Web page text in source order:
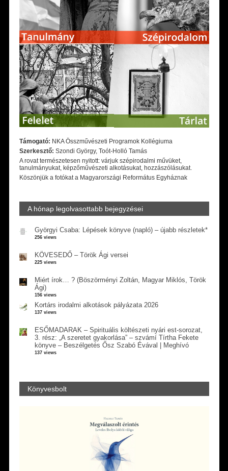
Támogató: NKA Összművészeti Programok Kollégiuma
Szerkesztő: Szondi György, Toót-Holló Tamás
A rovat természetesen nyitott: várjuk szépirodalmi művüket,
tanulmányukat, képzőművészeti alkotásukat, hozzászólásukat.
Köszönjük a fotókat a Magyarországi Református Egyháznak
A hónap legolvasottabb bejegyzései
Györgyi Csaba: Lépések könyve (napló) – újabb részletek*
256 views
KÖVESEDŐ – Török Ági versei
225 views
Miért írok… ? (Böszörményi Zoltán, Magyar Miklós, Török
Ági)
156 views
Kortárs irodalmi alkotások pályázata 2026
137 views
ESŐMADARAK – Spirituális költészeti nyári est-sorozat,
3. rész: „A szeretet gyakorlása” – szvámí Tírtha Fekete
könyve – Beszélgetés Ősz Szabó Évával | Meghívó
137 views
Könyvesbolt